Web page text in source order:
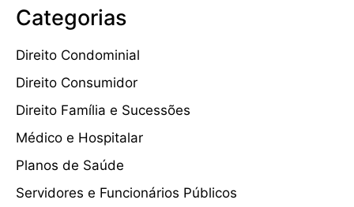
Categorias
Direito Condominial
Direito Consumidor
Direito Família e Sucessões
Médico e Hospitalar
Planos de Saúde
Servidores e Funcionários Públicos